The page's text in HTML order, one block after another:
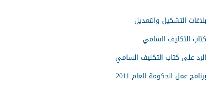
بلاغات التشكيل والتعديل
كتاب التكليف السامي
الرد على كتاب التكليف السامي
برنامج عمل الحكومة للعام 2011